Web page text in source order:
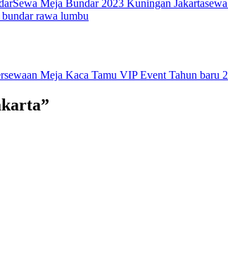
Sewa Meja Bundar 2023 Kuningan Jakarta
bundar rawa lumbu
Meja Kaca Tamu VIP Event Tahun baru